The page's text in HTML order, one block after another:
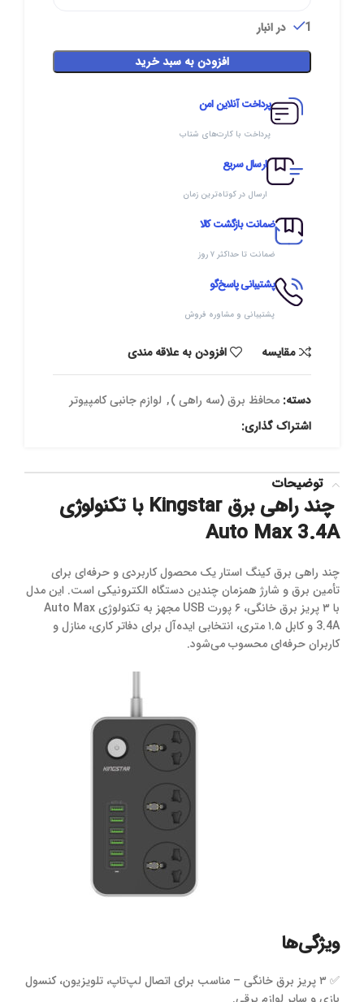
1 در انبار
افزودن به سبد خرید
پرداخت آنلاین امن
پرداخت با کارت‌های شتاب
ارسال سریع
ارسال در کوتاه‌ترین زمان
ضمانت بازگشت کالا
ضمانت تا حداکثر ۷ روز
پشتیبانی پاسخ‌گو
پشتیبانی و مشاوره فروش
مقایسه افزودن به علاقه مندی
دسته: محافظ برق (سه راهی ), لوازم جانبی کامپیوتر
اشتراک گذاری:
توضیحات
چند راهی برق Kingstar با تکنولوژی
Auto Max 3.4A
چند راهی برق کینگ استار یک محصول کاربردی و حرفه‌ای برای
تأمین برق و شارژ همزمان چندین دستگاه الکترونیکی است. این مدل
با ۳ پریز برق خانگی، ۶ پورت USB مجهز به تکنولوژی Auto Max
3.4A و کابل ۱.۵ متری، انتخابی ایده‌آل برای دفاتر کاری، منازل و
کاربران حرفه‌ای محسوب می‌شود.
ویژگی‌ها
✅ ۳ پریز برق خانگی – مناسب برای اتصال لپ‌تاپ، تلویزیون، کنسول